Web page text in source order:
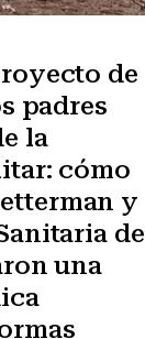
de
padres
la
cómo
y
de
una